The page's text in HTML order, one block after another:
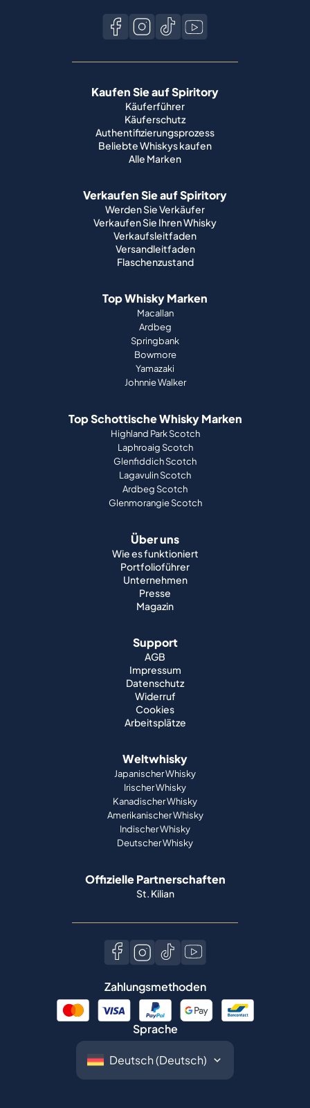
Kaufen Sie auf Spiritory
Käuferführer
Käuferschutz
Authentifizierungsprozess
Beliebte Whiskys kaufen
Alle Marken
Verkaufen Sie auf Spiritory
Werden Sie Verkäufer
Verkaufen Sie Ihren Whisky
Verkaufsleitfaden
Versandleitfaden
Flaschenzustand
Top Whisky Marken
Macallan
Ardbeg
Springbank
Bowmore
Yamazaki
Johnnie Walker
Top Schottische Whisky Marken
Highland Park Scotch
Laphroaig Scotch
Glenfiddich Scotch
Lagavulin Scotch
Ardbeg Scotch
Glenmorangie Scotch
Über uns
Wie es funktioniert
Portfolioführer
Unternehmen
Presse
Magazin
Support
AGB
Impressum
Datenschutz
Widerruf
Cookies
Arbeitsplätze
Weltwhisky
Japanischer Whisky
Irischer Whisky
Kanadischer Whisky
Amerikanischer Whisky
Indischer Whisky
Deutscher Whisky
Offizielle Partnerschaften
St. Kilian
Zahlungsmethoden
Sprache